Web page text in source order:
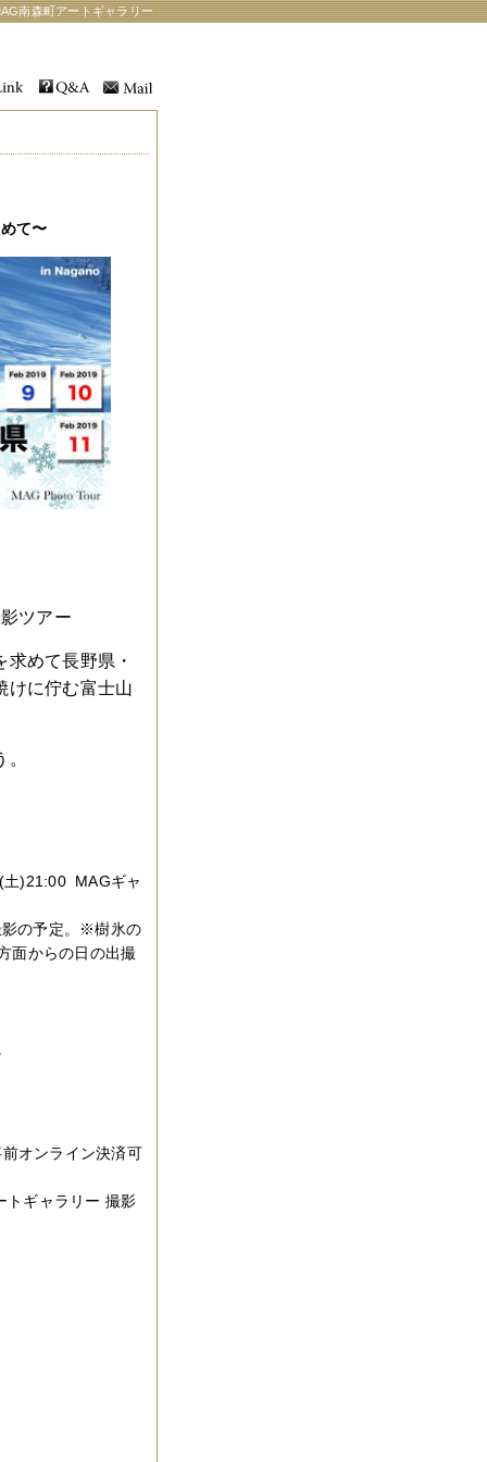
南森町アートギャラリー
て〜
ツアー
めて長野県・
けに佇む富士山
)21:00 MAGギャ
影の予定。※樹氷の
面からの日の出撮
オンライン決済可
トギャラリー 撮影